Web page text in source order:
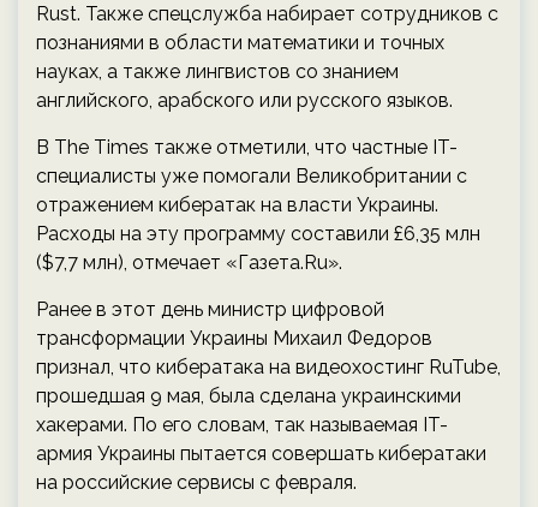
Rust. Также спецслужба набирает сотрудников с
познаниями в области математики и точных
науках, а также лингвистов со знанием
английского, арабского или русского языков.
В The Times также отметили, что частные IT-
специалисты уже помогали Великобритании с
отражением кибератак на власти Украины.
Расходы на эту программу составили £6,35 млн
($7,7 млн), отмечает «Газета.Ru».
Ранее в этот день министр цифровой
трансформации Украины Михаил Федоров
признал, что кибератака на видеохостинг RuTube,
прошедшая 9 мая, была сделана украинскими
хакерами. По его словам, так называемая IT-
армия Украины пытается совершать кибератаки
на российские сервисы с февраля.